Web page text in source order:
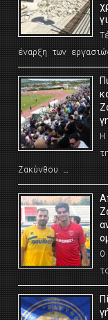
έναρξη των
Η
Ζακύνθου …
Ο